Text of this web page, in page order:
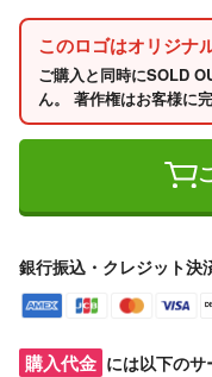
このロゴはオリジナ
ご購入と同時にSOLD
ん。 著作権はお客様に
銀行振込・クレジット決
購入代金 には以下のサ